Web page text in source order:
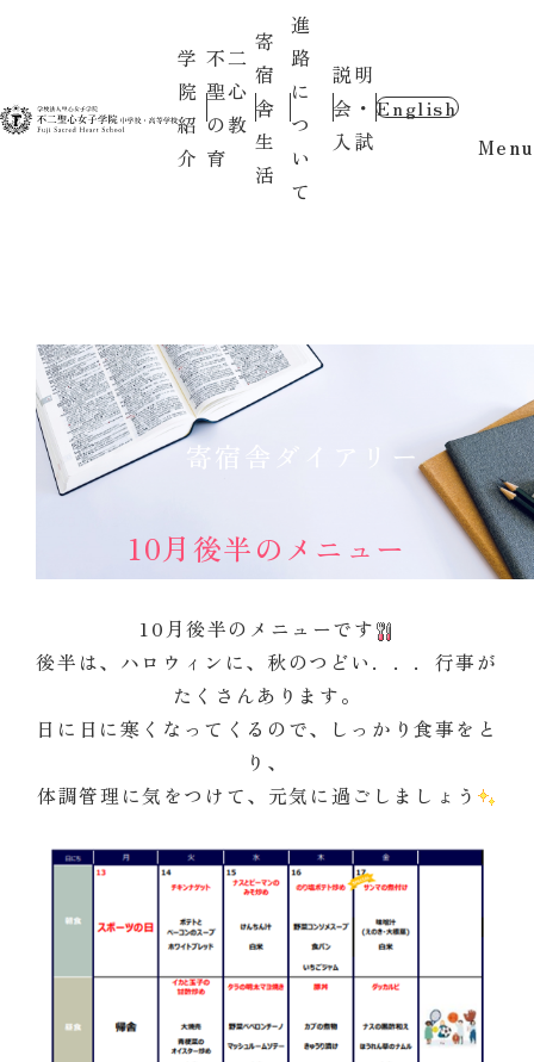
学
院
紹
介
不二
聖心
の教
育
寄
宿
舎
生
活
進
路
に
つ
い
て
説明
会・
入試
English
Menu
寄宿舎ダイアリー
10月後半のメニュー
10月後半のメニューです
後半は、ハロウィンに、秋のつどい．．．行事が
たくさんあります。
日に日に寒くなってくるので、しっかり食事をと
り、
体調管理に気をつけて、元気に過ごしましょう